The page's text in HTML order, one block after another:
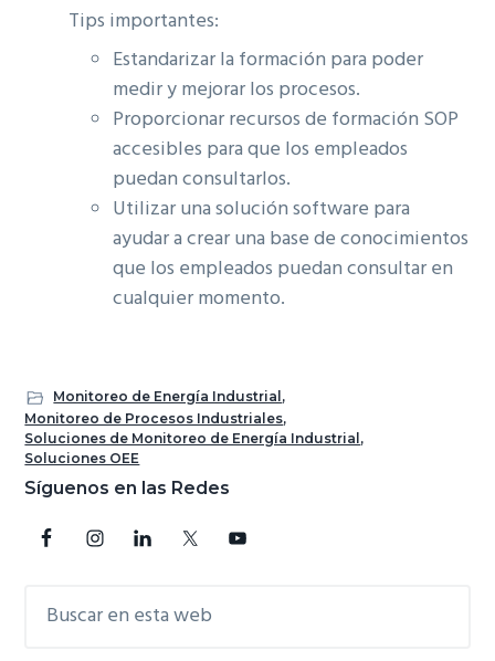
Tips importantes:
Estandarizar la formación para poder
medir y mejorar los procesos.
Proporcionar recursos de formación SOP
accesibles para que los empleados
puedan consultarlos.
Utilizar una solución software para
ayudar a crear una base de conocimientos
que los empleados puedan consultar en
cualquier momento.
Monitoreo de Energía Industrial ,
Monitoreo de Procesos Industriales,
Soluciones de Monitoreo de Energía Industrial ,
Soluciones OEE
Barra
lateral
Síguenos en las Redes